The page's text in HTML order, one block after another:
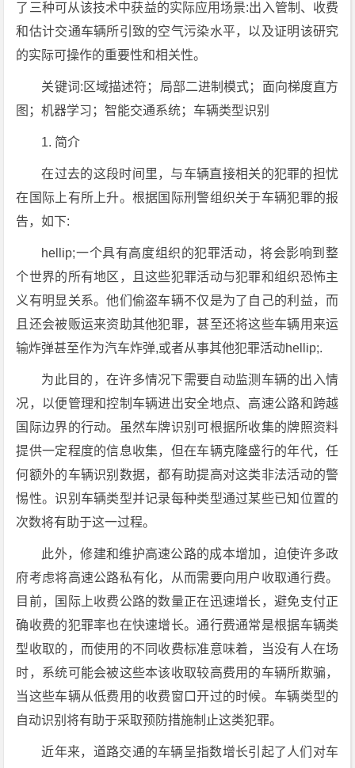
了三种可从该技术中获益的实际应用场景:出入管制、收费
和估计交通车辆所引致的空气污染水平，以及证明该研究
的实际可操作的重要性和相关性。
关键词:区域描述符；局部二进制模式；面向梯度直方
图；机器学习；智能交通系统；车辆类型识别
1. 简介
在过去的这段时间里，与车辆直接相关的犯罪的担忧
在国际上有所上升。根据国际刑警组织关于车辆犯罪的报
告，如下:
hellip;一个具有高度组织的犯罪活动，将会影响到整
个世界的所有地区，且这些犯罪活动与犯罪和组织恐怖主
义有明显关系。他们偷盗车辆不仅是为了自己的利益，而
且还会被贩运来资助其他犯罪，甚至还将这些车辆用来运
输炸弹甚至作为汽车炸弹,或者从事其他犯罪活动hellip;.
为此目的，在许多情况下需要自动监测车辆的出入情
况，以便管理和控制车辆进出安全地点、高速公路和跨越
国际边界的行动。虽然车牌识别可根据所收集的牌照资料
提供一定程度的信息收集，但在车辆克隆盛行的年代，任
何额外的车辆识别数据，都有助提高对这类非法活动的警
惕性。识别车辆类型并记录每种类型通过某些已知位置的
次数将有助于这一过程。
此外，修建和维护高速公路的成本增加，迫使许多政
府考虑将高速公路私有化，从而需要向用户收取通行费。
目前，国际上收费公路的数量正在迅速增长，避免支付正
确收费的犯罪率也在快速增长。通行费通常是根据车辆类
型收取的，而使用的不同收费标准意味着，当没有人在场
时，系统可能会被这些本该收取较高费用的车辆所欺骗，
当这些车辆从低费用的收费窗口开过的时候。车辆类型的
自动识别将有助于采取预防措施制止这类犯罪。
近年来，道路交通的车辆呈指数增长引起了人们对车